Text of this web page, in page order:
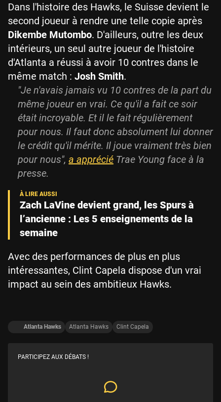
Dans l'histoire des Hawks, le Suisse devient le
second joueur à rendre une telle copie après
Dikembe Mutombo. D'ailleurs, outre les deux
intérieurs, un seul autre joueur de l'histoire
d'Atlanta a réussi à avoir 10 contres dans le
même match : Josh Smith.
"Je n'avais jamais vu 10 contres de la part du
même joueur en vrai. Ce qu'il a fait ce soir
était incroyable. Et il le fait régulièrement
pour nous. Il faut donc absolument lui donner
le crédit qu'il mérite. Il joue vraiment très bien
pour nous", a apprécié Trae Young face à la
presse.
Zach LaVine devient grand, les Spurs à
l’ancienne : Les 5 enseignements de la
semaine
Avec des performances de plus en plus
intéressantes, Clint Capela dispose d'un vrai
impact au sein des ambitieux Hawks.
Atlanta Hawks Atlanta Hawks Clint Capela
PARTICIPEZ AUX DÉBATS !